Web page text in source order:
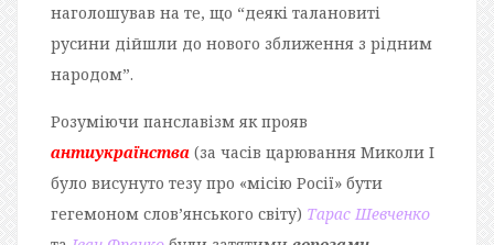
наголошував на те, що “деякі талановиті
русини дійшли до нового зближення з рідним
народом”.
Розуміючи панславізм як прояв
антиукраїнства (за часів царювання Миколи І
було висунуто тезу про «місію Росії» бути
гегемоном слов’янського світу) Тарас Шевченко